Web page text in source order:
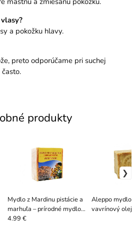
a pokožku hlavy.
preto odporúčame pri suchej
produkty
Mydlo z Mardinu pistácie a
marhuľa – prírodné mydlo
120 g
4.99 €
Aleppo mydlo
vavrínový olej |